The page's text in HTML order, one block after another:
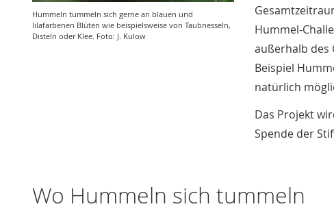
Hummeln tummeln sich gerne an blauen und
lilafarbenen Blüten wie beispielsweise von Taubnesseln,
Disteln oder Klee. Foto: J. Kulow
Hummel-
außerhalb des
Beispiel
natürlich
Das Projekt
Spende der
Wo Hummeln sich tummeln